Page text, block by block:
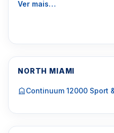
Ver mais…
NORTH MIAMI
Continuum 12000 Sport